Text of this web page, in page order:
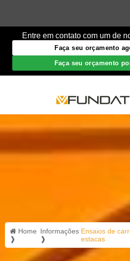
Entre em contato com um de
Faça seu orçamento
Faça seu orçamento
Home
❱
Informações
❱
Ensaios de
estacas